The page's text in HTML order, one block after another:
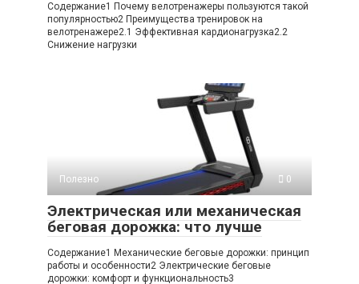
Содержание1 Почему велотренажеры пользуются такой
популярностью2 Преимущества тренировок на
велотренажере2.1 Эффективная кардионагрузка2.2
Снижение нагрузки
Полезно 0
Электрическая или механическая
беговая дорожка: что лучше
Содержание1 Механические беговые дорожки: принцип
работы и особенности2 Электрические беговые
дорожки: комфорт и функциональность3